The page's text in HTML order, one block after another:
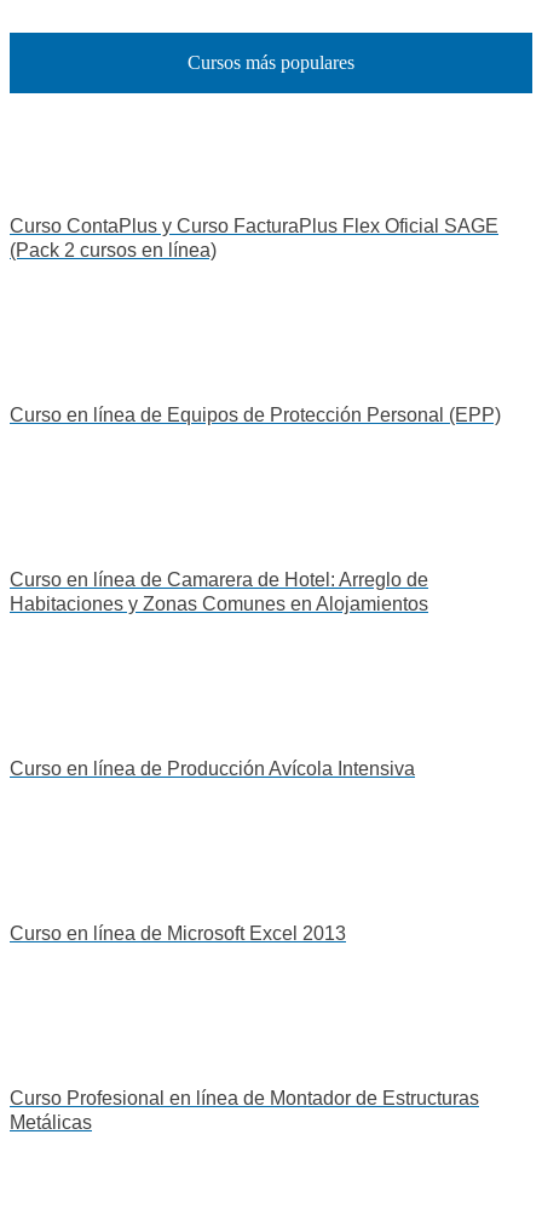
Cursos más populares
Curso ContaPlus y Curso FacturaPlus Flex Oficial SAGE
(Pack 2 cursos en línea)
Curso en línea de Equipos de Protección Personal (EPP)
Curso en línea de Camarera de Hotel: Arreglo de
Habitaciones y Zonas Comunes en Alojamientos
Curso en línea de Producción Avícola Intensiva
Curso en línea de Microsoft Excel 2013
Curso Profesional en línea de Montador de Estructuras
Metálicas